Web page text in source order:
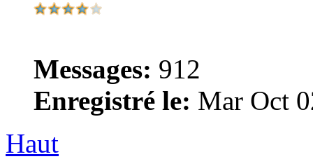
Messages: 912
Enregistré le: Mar Oct
Haut